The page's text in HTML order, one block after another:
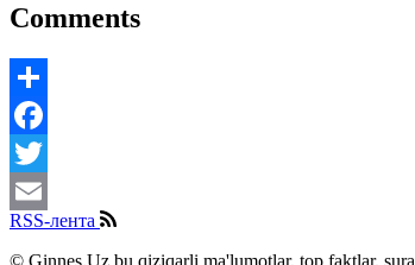
Comments
Share
Facebook
Twitter
Email
RSS-лента
© Ginnes.Uz bu qiziqarli ma'lumotlar, top faktlar,